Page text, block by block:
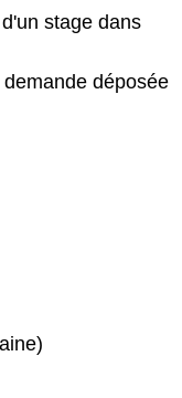
stage dans
déposée